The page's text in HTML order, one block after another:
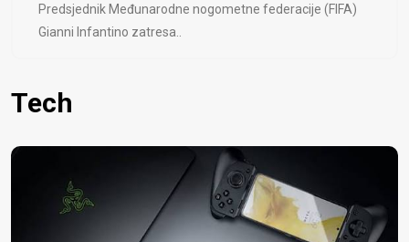
Predsjednik Međunarodne nogometne federacije (FIFA)
Gianni Infantino zatresa..
Tech